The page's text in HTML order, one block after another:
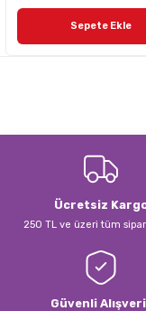
Sepete Ekle
Ücretsiz
250 TL ve üzeri tüm
Güvenli